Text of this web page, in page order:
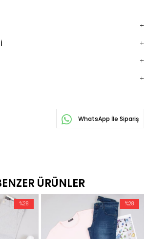
WhatsApp İle Sipariş
ÜRÜNLER
%28 %28